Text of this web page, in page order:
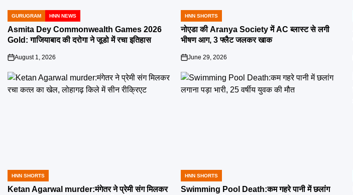
POSTED
IN
GURUGRAM HNN NEWS
Asmita Dey Commonwealth Games 2026
Gold: गाजियाबाद की दरोगा ने जूडो में रचा इतिहास
on
August 1, 2026
POSTED
IN
HNN SHORTS
नोएडा की Aranya Society में AC ब्लास्ट से लगी
भीषण आग, 3 फ्लैट जलकर खाक
on
June 29, 2026
POSTED
IN
HNN SHORTS
Ketan Agarwal murder:मंगेतर ने प्रेमी संग मिलकर
POSTED
IN
HNN SHORTS
Swimming Pool Death:कम गहरे पानी में छलांग